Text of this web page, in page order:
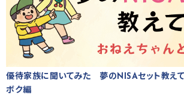
優待家族に聞いてみた 夢のNISAセット教え
ボク編